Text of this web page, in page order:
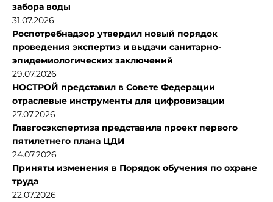
забора воды
31.07.2026
Роспотребнадзор утвердил новый порядок
проведения экспертиз и выдачи санитарно-
эпидемиологических заключений
29.07.2026
НОСТРОЙ представил в Совете Федерации
отраслевые инструменты для цифровизации
27.07.2026
Главгосэкспертиза представила проект первого
пятилетнего плана ЦДИ
24.07.2026
Приняты изменения в Порядок обучения по охране
труда
22.07.2026